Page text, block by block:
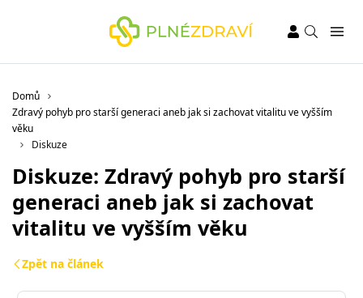
Domů
Zdravý pohyb pro starší generaci aneb jak si zachovat vitalitu ve vyšším
věku
Diskuze
Diskuze: Zdravý pohyb pro starší
generaci aneb jak si zachovat
vitalitu ve vyšším věku
Zpět na článek